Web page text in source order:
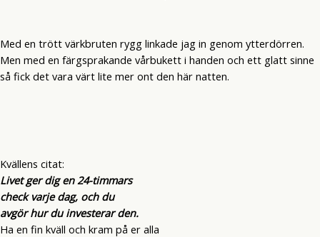
Med en trött värkbruten rygg linkade jag in genom ytterdörren.
Men med en färgsprakande vårbukett i handen och ett glatt sinne
så fick det vara värt lite mer ont den här natten.
Kvällens citat:
Livet ger dig en 24-timmars
check varje dag, och du
avgör hur du investerar den.
Ha en fin kväll och kram på er alla